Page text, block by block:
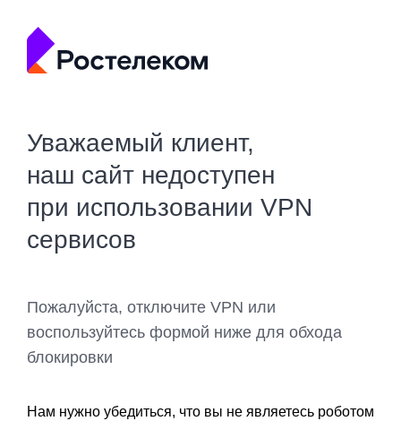
Уважаемый клиент,
наш сайт недоступен
при использовании VPN
сервисов
Пожалуйста, отключите VPN или
воспользуйтесь формой ниже для обхода
блокировки
Нам нужно убедиться, что вы не являетесь роботом